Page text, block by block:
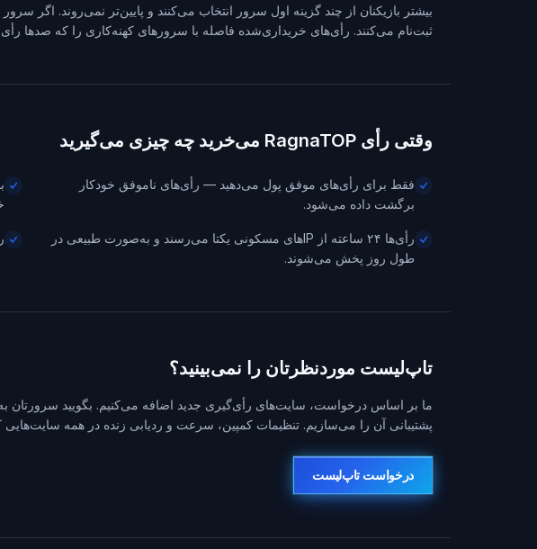
بیشتر بازیکنان از چند گزینه اول سرور انتخاب می‌کنند و پایین‌تر نمی‌روند. اگر
ثبت‌نام می‌کنند. رأی‌های خریداری‌شده فاصله با سرورهای کهنه‌کاری را که صدها رأی
وقتی رأی RagnaTOP می‌خرید چه چیزی می‌گیرید
فقط برای رأی‌های موفق پول می‌دهید — رأی‌های ناموفق خودکار
برگشت داده می‌شود.
رأی‌ها ۲۴ ساعته از IPهای مسکونی یکتا می‌رسند و به‌صورت طبیعی در
طول روز پخش می‌شوند.
تاپ‌لیست موردنظرتان را نمی‌بینید؟
ما بر اساس درخواست، سایت‌های رأی‌گیری جدید اضافه می‌کنیم. بگویید سرورتان
پشتیبانی آن را می‌سازیم. تنظیمات کمپین، سرعت و ردیابی زنده در همه سایت‌هایی
درخواست تاپ‌لیست